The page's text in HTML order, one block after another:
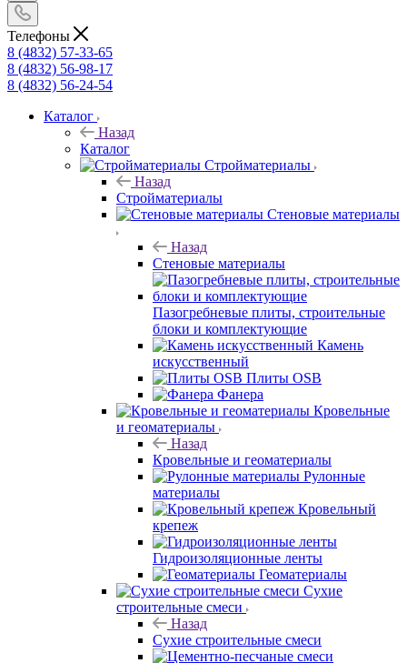
Телефоны
8 (4832) 57-33-65
8 (4832) 56-98-17
8 (4832) 56-24-54
Каталог
Назад
Каталог
Стройматериалы
Назад
Стройматериалы
Стеновые материалы
Назад
Стеновые материалы
Пазогребневые плиты, строительные
блоки и комплектующие
Камень
искусственный
Плиты OSB
Фанера
Кровельные
и геоматериалы
Назад
Кровельные и геоматериалы
Рулонные
материалы
Кровельный
крепеж
Гидроизоляционные ленты
Геоматериалы
Сухие
строительные смеси
Назад
Сухие строительные смеси